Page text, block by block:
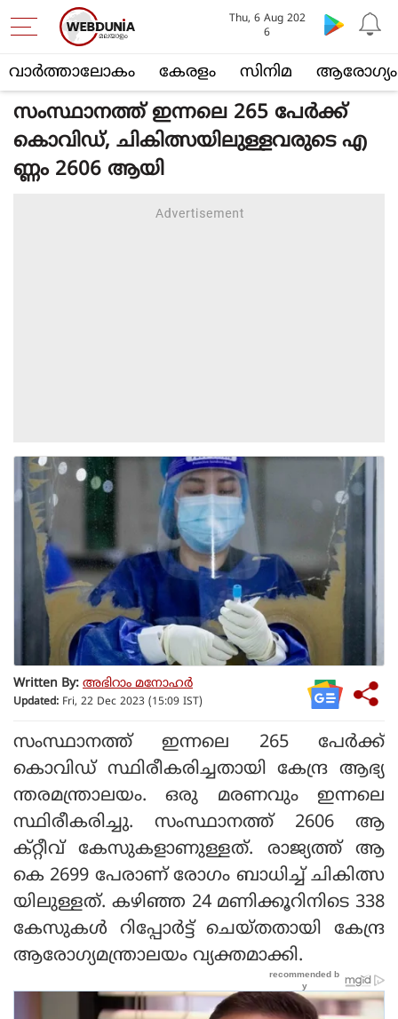
വാര്‍ത്താലോകം കേരളം സിനിമ ആരോഗ്യം
Thu, 6 Aug 202
6
സംസ്ഥാനത്ത് ഇന്നലെ 265 പേർക്ക്
കൊവിഡ്, ചികിത്സയിലുള്ളവരുടെ എ
ണ്ണം 2606 ആയി
Written By: അഭിറാം മനോഹർ
Updated: Fri, 22 Dec 2023 (15:09 IST)
സംസ്ഥാനത്ത് ഇന്നലെ 265 പേര്‍ക്ക്
കൊവിഡ് സ്ഥിരീകരിച്ചതായി കേന്ദ്ര ആഭ്യ
ന്തരമന്ത്രാലയം. ഒരു മരണവും ഇന്നലെ
സ്ഥിരീകരിച്ചു. സംസ്ഥാനത്ത് 2606 ആ
ക്റ്റീവ് കേസുകളാണുള്ളത്. രാജ്യത്ത് ആ
കെ 2699 പേരാണ് രോഗം ബാധിച്ച് ചികിത്സ
യിലുള്ളത്. കഴിഞ്ഞ 24 മണിക്കൂറിനിടെ 338
കേസുകള്‍ റിപ്പോര്‍ട്ട് ചെയ്തതായി കേന്ദ്ര
ആരോഗ്യമന്ത്രാലയം വ്യക്തമാക്കി.